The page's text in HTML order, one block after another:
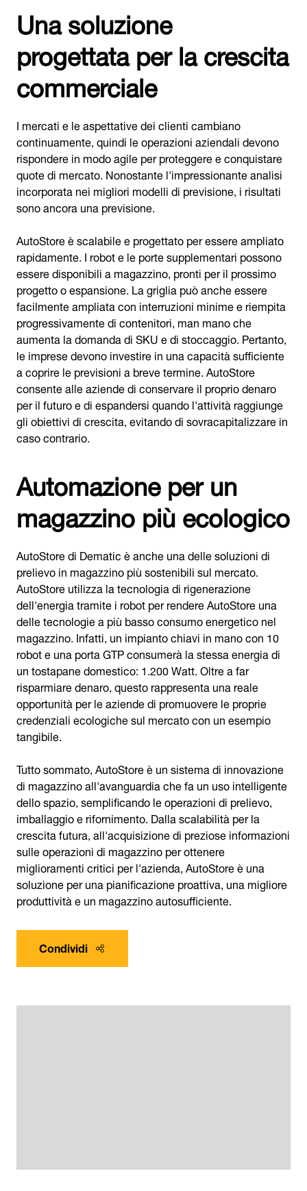
Una soluzione
progettata per la crescita
commerciale
I mercati e le aspettative dei clienti cambiano
continuamente, quindi le operazioni aziendali devono
rispondere in modo agile per proteggere e conquistare
quote di mercato. Nonostante l'impressionante analisi
incorporata nei migliori modelli di previsione, i risultati
sono ancora una previsione.
AutoStore è scalabile e progettato per essere ampliato
rapidamente. I robot e le porte supplementari possono
essere disponibili a magazzino, pronti per il prossimo
progetto o espansione. La griglia può anche essere
facilmente ampliata con interruzioni minime e riempita
progressivamente di contenitori, man mano che
aumenta la domanda di SKU e di stoccaggio. Pertanto,
le imprese devono investire in una capacità sufficiente
a coprire le previsioni a breve termine. AutoStore
consente alle aziende di conservare il proprio denaro
per il futuro e di espandersi quando l'attività raggiunge
gli obiettivi di crescita, evitando di sovracapitalizzare in
caso contrario.
Automazione per un
magazzino più ecologico
AutoStore di Dematic è anche una delle soluzioni di
prelievo in magazzino più sostenibili sul mercato.
AutoStore utilizza la tecnologia di rigenerazione
dell'energia tramite i robot per rendere AutoStore una
delle tecnologie a più basso consumo energetico nel
magazzino. Infatti, un impianto chiavi in mano con 10
robot e una porta GTP consumerà la stessa energia di
un tostapane domestico: 1.200 Watt. Oltre a far
risparmiare denaro, questo rappresenta una reale
opportunità per le aziende di promuovere le proprie
credenziali ecologiche sul mercato con un esempio
tangibile.
Tutto sommato, AutoStore è un sistema di innovazione
di magazzino all'avanguardia che fa un uso intelligente
dello spazio, semplificando le operazioni di prelievo,
imballaggio e rifornimento. Dalla scalabilità per la
crescita futura, all'acquisizione di preziose informazioni
sulle operazioni di magazzino per ottenere
miglioramenti critici per l'azienda, AutoStore è una
soluzione per una pianificazione proattiva, una migliore
produttività e un magazzino autosufficiente.
Condividi